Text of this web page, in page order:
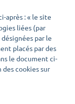
après : « le site
liées (par
par le
placés par des
le document ci-
des cookies sur